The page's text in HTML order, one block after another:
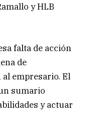
y HLB
falta de acción
de
empresario. El
sumario
y actuar